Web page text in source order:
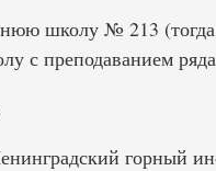
школу № 213
с преподаванием
горный